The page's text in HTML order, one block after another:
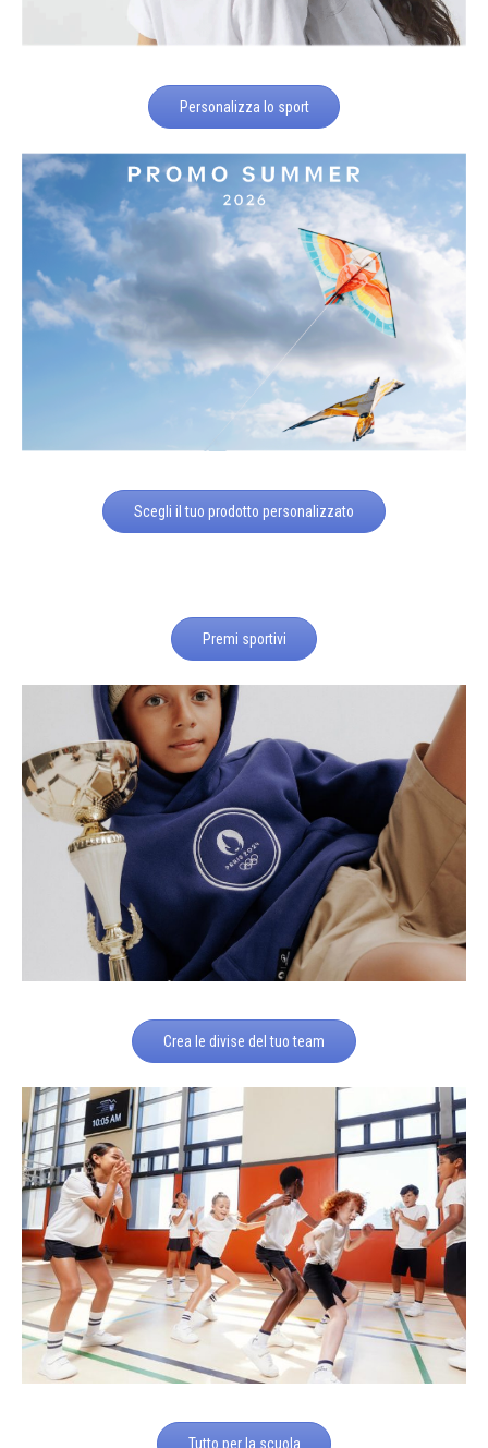
Personalizza lo sport
Scegli il tuo prodotto personalizzato
Premi sportivi
Crea le divise del tuo team
Tutto per la scuola